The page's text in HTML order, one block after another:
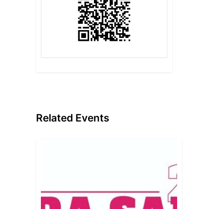
Related Events